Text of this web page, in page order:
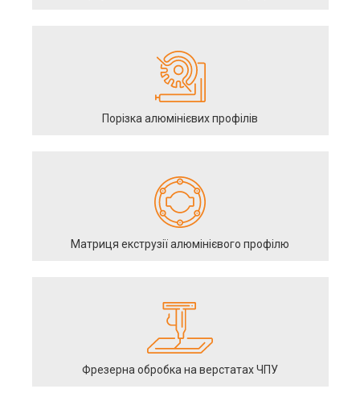
Порізка алюмінієвих профілів
Матриця екструзії алюмінієвого профілю
Фрезерна обробка на верстатах ЧПУ